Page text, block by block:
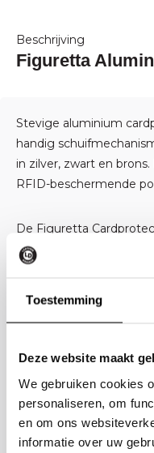
Toestemming
Deze website maakt
We gebruiken cookies
personaliseren, om
en om ons
informatie over uw
Beschrijving
Figuretta
Stevige aluminium
handig
in zilver, zwart en
RFID-beschermende
De Figuretta
kaarthouder van
pasjes. Dankzij het
overzichtelijk en direct
Verkrijgbaar in drie
perfect combineren
portemonnees met
wanneer je stijl en